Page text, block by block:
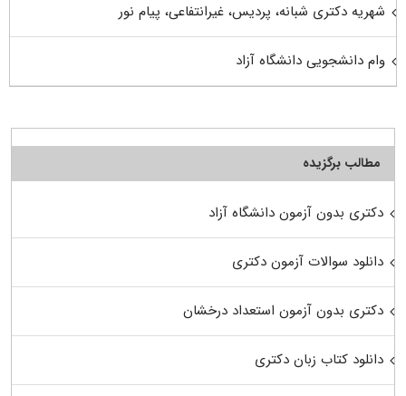
شهریه دکتری شبانه، پردیس، غیرانتفاعی، پیام نور
وام دانشجویی دانشگاه آزاد
مطالب برگزیده
دکتری بدون آزمون دانشگاه آزاد
دانلود سوالات آزمون دکتری
دکتری بدون آزمون استعداد درخشان
دانلود کتاب زبان دکتری